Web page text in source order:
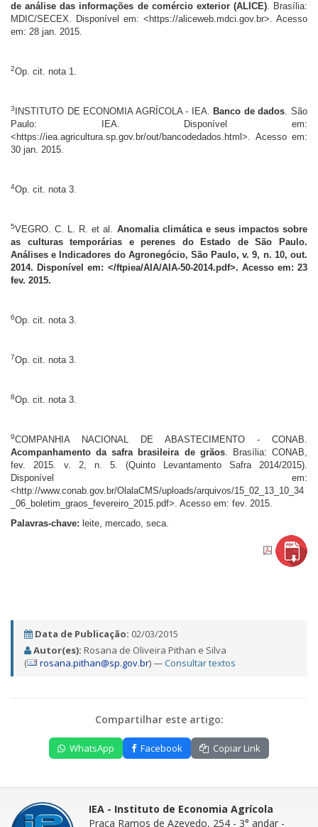
de análise das informações de comércio exterior (ALICE). Brasília:
MDIC/SECEX. Disponível em: <https://aliceweb.mdci.gov.br>. Acesso
em: 28 jan. 2015.
2Op. cit. nota 1.
3 INSTITUTO DE ECONOMIA AGRÍCOLA - IEA. Banco de dados. São
Paulo: IEA. Disponível em:
<https://iea.agricultura.sp.gov.br/out/bancodedados.html>. Acesso em:
30 jan. 2015.
4Op. cit. nota 3.
5VEGRO. C. L. R. et al. Anomalia climática e seus impactos sobre
as culturas temporárias e perenes do Estado de São Paulo.
Análises e Indicadores do Agronegócio, São Paulo, v. 9, n. 10, out.
2014. Disponível em: </ftpiea/AIA/AIA-50-2014.pdf>. Acesso em: 23
fev. 2015.
6Op. cit. nota 3.
7Op. cit. nota 3.
8Op. cit. nota 3.
9COMPANHIA NACIONAL DE ABASTECIMENTO - CONAB.
Acompanhamento da safra brasileira de grãos. Brasília: CONAB,
fev. 2015. v. 2, n. 5. (Quinto Levantamento Safra 2014/2015).
Disponível em:
<http://www.conab.gov.br/OlalaCMS/uploads/arquivos/15_02_13_10_34
_06_boletim_graos_fevereiro_2015.pdf>. Acesso em: fev. 2015.
Palavras-chave: leite, mercado, seca.
Data de Publicação: 02/03/2015
Autor(es): Rosana de Oliveira Pithan e Silva
(
rosana.pithan@sp.gov.br) —Consultar textos
Compartilhar este artigo:
WhatsApp Facebook Copiar Link
IEA - Instituto de Economia Agrícola
Praça Ramos de Azevedo, 254 - 3° andar -